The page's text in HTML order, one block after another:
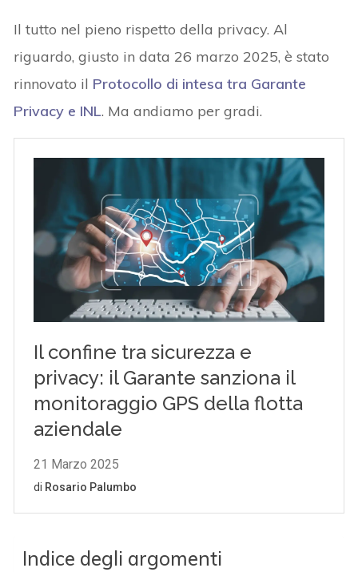
Il tutto nel pieno rispetto della privacy. Al
riguardo, giusto in data 26 marzo 2025, è stato
rinnovato il Protocollo di intesa tra Garante
Privacy e INL. Ma andiamo per gradi.
Indice degli argomenti